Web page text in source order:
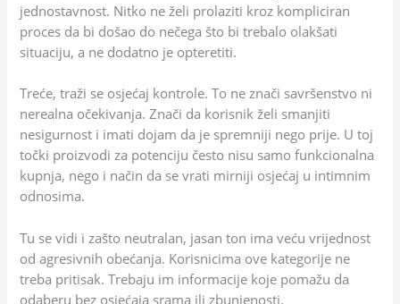
jednostavnost. Nitko ne želi prolaziti kroz kompliciran
proces da bi došao do nečega što bi trebalo olakšati
situaciju, a ne dodatno je opteretiti.
Treće, traži se osjećaj kontrole. To ne znači savršenstvo ni
nerealna očekivanja. Znači da korisnik želi smanjiti
nesigurnost i imati dojam da je spremniji nego prije. U toj
točki proizvodi za potenciju često nisu samo funkcionalna
kupnja, nego i način da se vrati mirniji osjećaj u intimnim
odnosima.
Tu se vidi i zašto neutralan, jasan ton ima veću vrijednost
od agresivnih obećanja. Korisnicima ove kategorije ne
treba pritisak. Trebaju im informacije koje pomažu da
odaberu bez osjećaja srama ili zbunjenosti.